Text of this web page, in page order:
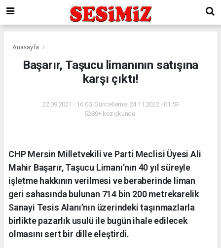
Anasayfa
Başarır, Taşucu limanının satışına
karşı çıktı!
22.09.2021 - 16:00, Güncelleme: 24.11.2022 - 01:59
5289+ kez okundu.
CHP Mersin Milletvekili ve Parti Meclisi Üyesi Ali
Mahir Başarır, Taşucu Limanı’nın 40 yıl süreyle
işletme hakkının verilmesi ve beraberinde liman
geri sahasında bulunan 714 bin 200 metrekarelik
Sanayi Tesis Alanı’nın üzerindeki taşınmazlarla
birlikte pazarlık usulü ile bugün ihale edilecek
olmasını sert bir dille eleştirdi.